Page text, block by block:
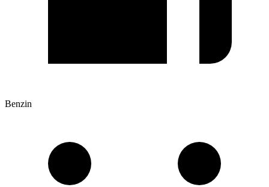
Benzin